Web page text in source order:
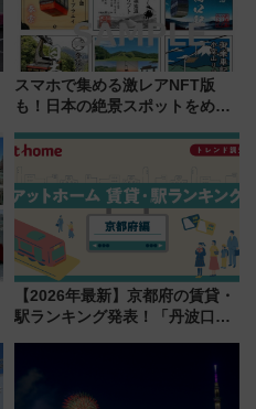
スマホで集める激レアNFT版
も！日本の絶景スポットをめぐ
ん)」企画がスタート
【2026年最新】京都府の賃貸・
駅ランキング発表！「丹波口」